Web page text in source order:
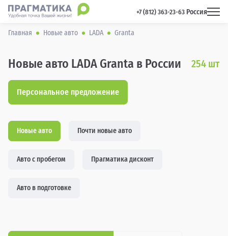
+7 (812) 363-23-63 Россия
Главная Новые авто LADA Granta
Новые авто LADA Granta в России 254 шт
Персональное предложение
Новые авто Почти новые авто
Авто с пробегом Прагматика дисконт
Авто в подготовке